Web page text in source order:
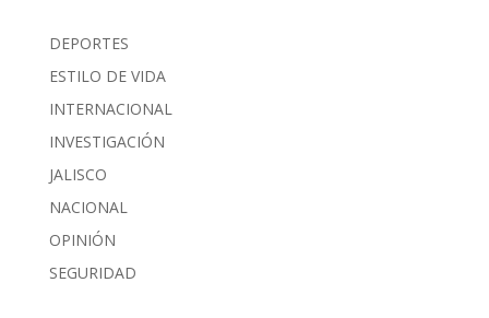
DEPORTES
ESTILO DE VIDA
INTERNACIONAL
INVESTIGACIÓN
JALISCO
NACIONAL
OPINIÓN
SEGURIDAD